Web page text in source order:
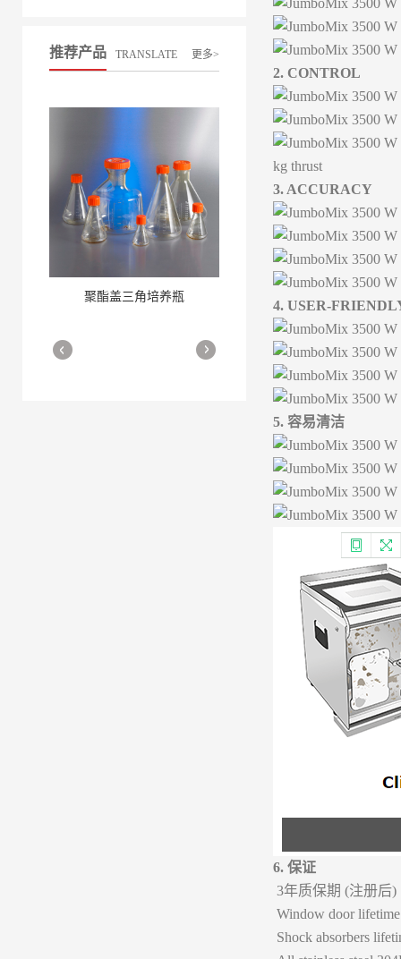
推荐产品 TRANSLATE 更多>
聚酯盖三角培养瓶
More
2. CONTROL
kg thrust
3. ACCURACY
4. USER-
5. 容易清洁
6. 保证
3年质保期 (注册后)
Window door
Shock absorbers